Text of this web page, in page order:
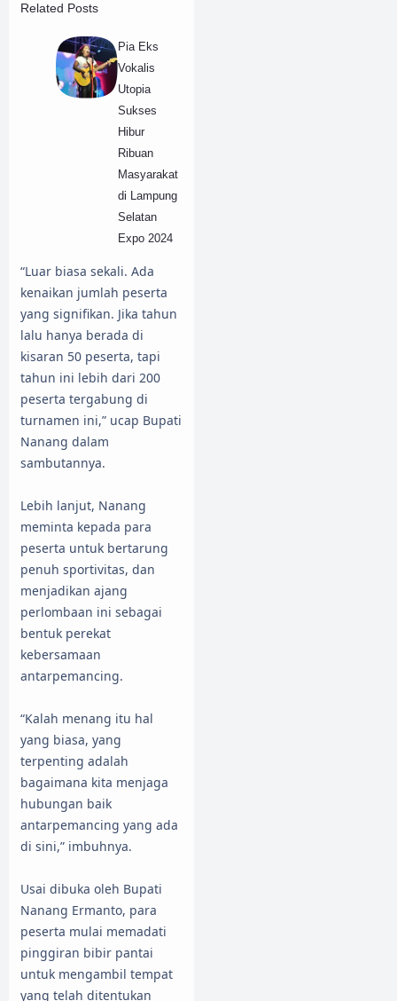
Related Posts
Pia Eks
Vokalis
Utopia
Sukses
Hibur
Ribuan
Masyarakat
di Lampung
Selatan
Expo 2024
“Luar biasa sekali. Ada
kenaikan jumlah peserta
yang signifikan. Jika tahun
lalu hanya berada di
kisaran 50 peserta, tapi
tahun ini lebih dari 200
peserta tergabung di
turnamen ini,” ucap Bupati
Nanang dalam
sambutannya.
Lebih lanjut, Nanang
meminta kepada para
peserta untuk bertarung
penuh sportivitas, dan
menjadikan ajang
perlombaan ini sebagai
bentuk perekat
kebersamaan
antarpemancing.
“Kalah menang itu hal
yang biasa, yang
terpenting adalah
bagaimana kita menjaga
hubungan baik
antarpemancing yang ada
di sini,” imbuhnya.
Usai dibuka oleh Bupati
Nanang Ermanto, para
peserta mulai memadati
pinggiran bibir pantai
untuk mengambil tempat
yang telah ditentukan